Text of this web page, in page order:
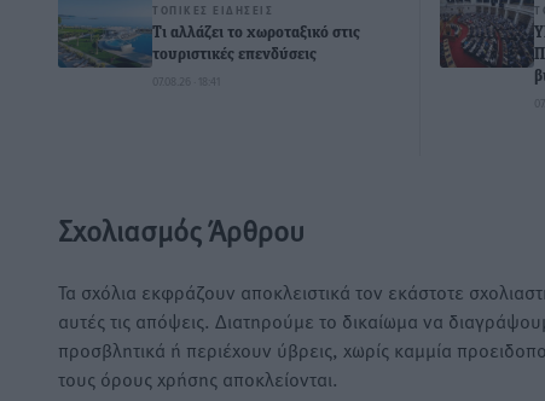
ΤΟΠΙΚΈΣ ΕΙΔΉΣΕΙΣ
Τι αλλάζει το χωροταξικό στις
τουριστικές επενδύσεις
07.08.26 · 18:41
Σχολιασμός Άρθρου
Τα σχόλια εκφράζουν αποκλειστικά τον εκάστοτε
αυτές τις απόψεις. Διατηρούμε το δικαίωμα να
προσβλητικά ή περιέχουν ύβρεις, χωρίς καμμία
τους όρους χρήσης αποκλείονται.